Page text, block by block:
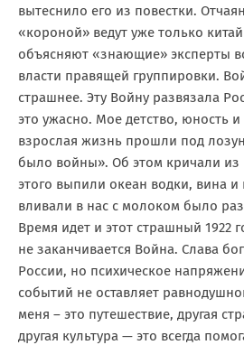
вытеснило его из повестки.
«короной» ведут уже только
объясняют «знающие» эксперты
власти правящей группировки.
страшнее. Эту Войну развязала
это ужасно. Мое детство, юность
взрослая жизнь прошли под
было войны». Об этом кричали из
этого выпили океан водки, вина и
вливали в нас с молоком было
Время идет и этот страшный 1922
не заканчивается Война. Слава
России, но психическое
событий не оставляет
меня – это путешествие, другая
другая культура — это всегда